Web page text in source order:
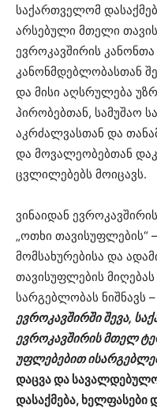
საქართველომ
არსებული მთელი
ევროკავშირის
კანონმდებლობასთან
და მისი აღსრულება
პირობებთან, სამუშაო
აკრძალვასთან და
და მოვალეობებთან
ცვლილებებს მოიცავს.
ვინაიდან
„ოთხი თავისუფლების“
მომსახურებისა და
თავისუფლების
სარგებლობას ნიშნავს –
ევროკავშირში შევა,
ევროკავშირის მთელ
უფლებებით
დაცვა და
დასაქმება, ხელფასები